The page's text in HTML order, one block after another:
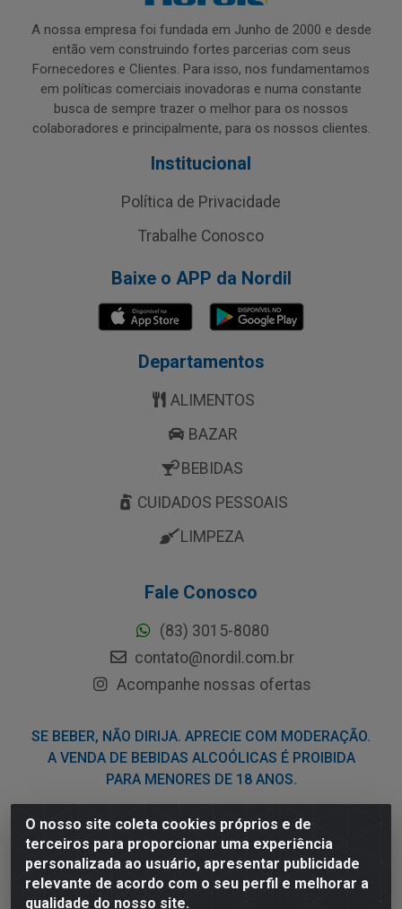
O nosso site coleta cookies próprios e de
terceiros para proporcionar uma experiência
personalizada ao usuário, apresentar publicidade
relevante de acordo com o seu perfil e melhorar a
qualidade do nosso site.
A nossa empresa foi fundada em Junho de 2000 e desde
então vem construindo fortes parcerias com seus
Fornecedores e Clientes. Para isso, nos fundamentamos
em políticas comerciais inovadoras e numa constante
busca de sempre trazer o melhor para os nossos
colaboradores e principalmente, para os nossos clientes.
Institucional
Política de Privacidade
Trabalhe Conosco
Baixe o APP da Nordil
Departamentos
ALIMENTOS
BAZAR
BEBIDAS
CUIDADOS PESSOAIS
LIMPEZA
Fale Conosco
(83) 3015-8080
contato@nordil.com.br
Acompanhe nossas ofertas
SE BEBER, NÃO DIRIJA. APRECIE COM MODERAÇÃO.
A VENDA DE BEBIDAS ALCOÓLICAS É PROIBIDA
PARA MENORES DE 18 ANOS.
Nordil Distribuidora - Avenida Liberdade, 2738, Bloco F -
Sesi - Bayeux/PB - CEP 58.111-400 - CNPJ
03.775.813/0001-41